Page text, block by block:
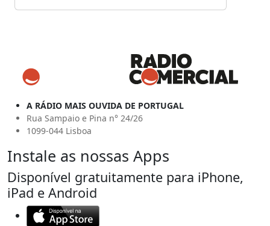
A RÁDIO MAIS OUVIDA DE PORTUGAL
Rua Sampaio e Pina n° 24/26
1099-044 Lisboa
Instale as nossas Apps
Disponível gratuitamente para iPhone,
iPad e Android